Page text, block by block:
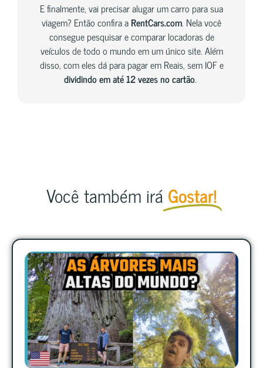
E finalmente, vai precisar alugar um carro para sua
viagem? Então confira aRentCars.com. Nela você
consegue pesquisar e comparar locadoras de
veículos de todo o mundo em um único site. Além
disso, com eles dá para pagar em Reais, sem IOF e
dividindo em até 12 vezes no cartão.
Você também irá Gostar!